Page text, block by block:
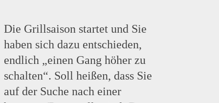
Die Grillsaison startet und Sie
haben sich dazu entschieden,
endlich „einen Gang höher zu
schalten“. Soll heißen, dass Sie
auf der Suche nach einer